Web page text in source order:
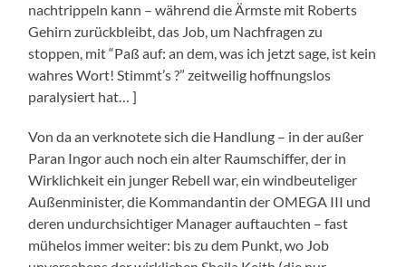
nachtrippeln kann – während die Ärmste mit Roberts
Gehirn zurückbleibt, das Job, um Nachfragen zu
stoppen, mit “Paß auf: an dem, was ich jetzt sage, ist kein
wahres Wort! Stimmt’s ?” zeitweilig hoffnungslos
paralysiert hat… ]
Von da an verknotete sich die Handlung – in der außer
Paran Ingor auch noch ein alter Raumschiffer, der in
Wirklichkeit ein junger Rebell war, ein windbeuteliger
Außenminister, die Kommandantin der OMEGA III und
deren undurchsichtiger Manager auftauchten – fast
mühelos immer weiter: bis zu dem Punkt, wo Job